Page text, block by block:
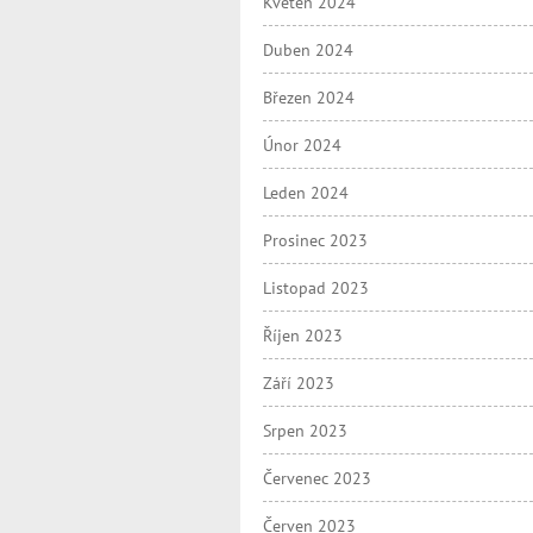
Duben 2024
Březen 2024
Únor 2024
Leden 2024
Prosinec 2023
Listopad 2023
Říjen 2023
Září 2023
Srpen 2023
Červenec 2023
Červen 2023